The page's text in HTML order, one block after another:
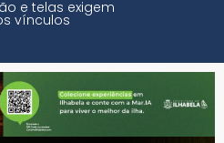
e telas exigem
vínculos